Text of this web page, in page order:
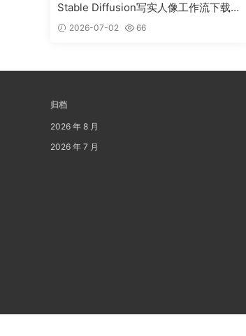
Stable Diffusion写实人像工作流下载：
ComfyUI一键生成超写实人像
2026-07-02 66
归档
2026 年 8 月
2026 年 7 月